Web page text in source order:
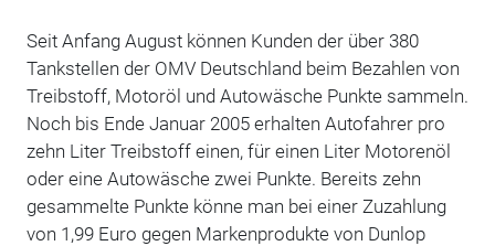
Seit Anfang August können Kunden der über 380
Tankstellen der OMV Deutschland beim Bezahlen von
Treibstoff, Motoröl und Autowäsche Punkte sammeln.
Noch bis Ende Januar 2005 erhalten Autofahrer pro
zehn Liter Treibstoff einen, für einen Liter Motorenöl
oder eine Autowäsche zwei Punkte. Bereits zehn
gesammelte Punkte könne man bei einer Zuzahlung
von 1,99 Euro gegen Markenprodukte von Dunlop